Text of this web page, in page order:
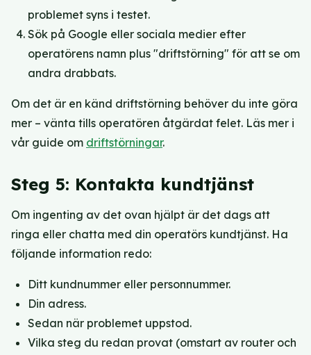
problemet syns i testet.
Sök på Google eller sociala medier efter
operatörens namn plus "driftstörning" för att se om
andra drabbats.
Om det är en känd driftstörning behöver du inte göra
mer – vänta tills operatören åtgärdat felet. Läs mer i
vår guide om driftstörningar.
Steg 5: Kontakta kundtjänst
Om ingenting av det ovan hjälpt är det dags att
ringa eller chatta med din operatörs kundtjänst. Ha
följande information redo:
Ditt kundnummer eller personnummer.
Din adress.
Sedan när problemet uppstod.
Vilka steg du redan provat (omstart av router och